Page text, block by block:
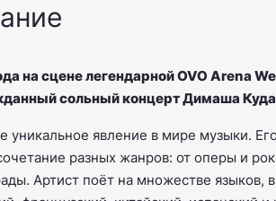
на сцене легендарной OVO Arena
сольный концерт Димаша
явление в мире музыки.
разных жанров: от оперы и
Артист поёт на множестве языков,